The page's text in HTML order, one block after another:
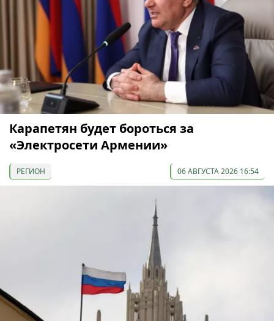
Карапетян будет бороться за
«Электросети Армении»
РЕГИОН 06 АВГУСТА 2026 16:54